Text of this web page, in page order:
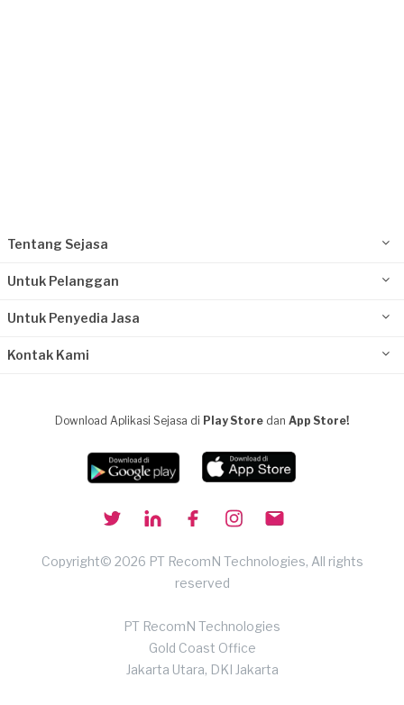
Tentang Sejasa
Untuk Pelanggan
Untuk Penyedia Jasa
Kontak Kami
Download Aplikasi Sejasa di Play Store dan App Store!
Copyright© 2026 PT RecomN Technologies, All rights
reserved
PT RecomN Technologies
Gold Coast Office
Jakarta Utara, DKI Jakarta